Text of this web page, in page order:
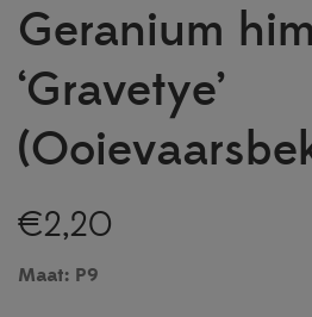
Geranium
‘Gravetye’
€2,20
Maat: P9